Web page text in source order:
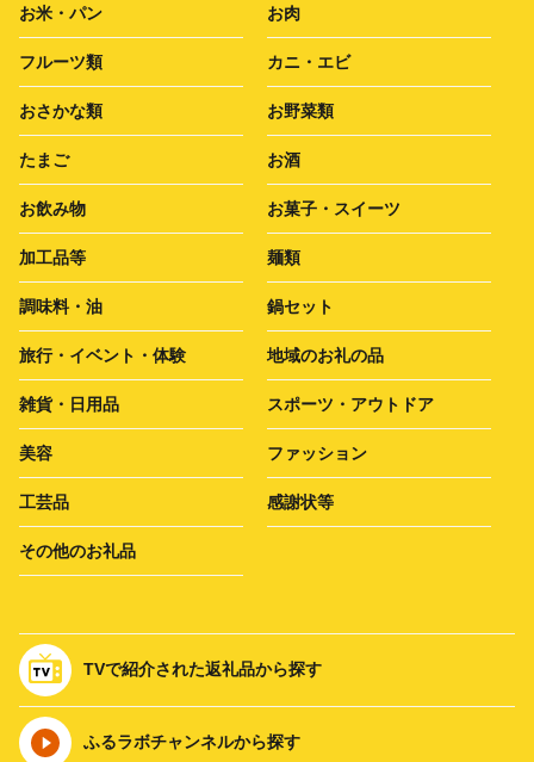
お米・パン お肉
フルーツ類 カニ・エビ
おさかな類 お野菜類
たまご お酒
お飲み物 お菓子・スイーツ
加工品等 麺類
調味料・油 鍋セット
旅行・イベント・体験 地域のお礼の品
雑貨・日用品 スポーツ・アウトドア
美容 ファッション
工芸品 感謝状等
その他のお礼品
TVで紹介された返礼品から探す
ふるラボチャンネルから探す